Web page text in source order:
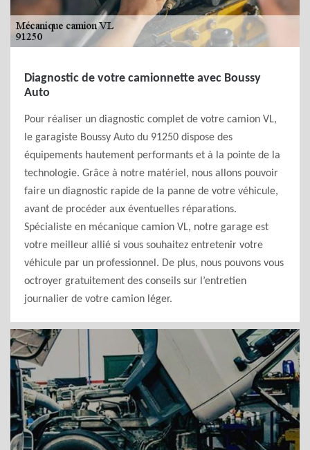
Diagnostic de votre camionnette avec Boussy
Auto
Pour réaliser un diagnostic complet de votre camion VL,
le garagiste Boussy Auto du 91250 dispose des
équipements hautement performants et à la pointe de la
technologie. Grâce à notre matériel, nous allons pouvoir
faire un diagnostic rapide de la panne de votre véhicule,
avant de procéder aux éventuelles réparations.
Spécialiste en mécanique camion VL, notre garage est
votre meilleur allié si vous souhaitez entretenir votre
véhicule par un professionnel. De plus, nous pouvons vous
octroyer gratuitement des conseils sur l’entretien
journalier de votre camion léger.